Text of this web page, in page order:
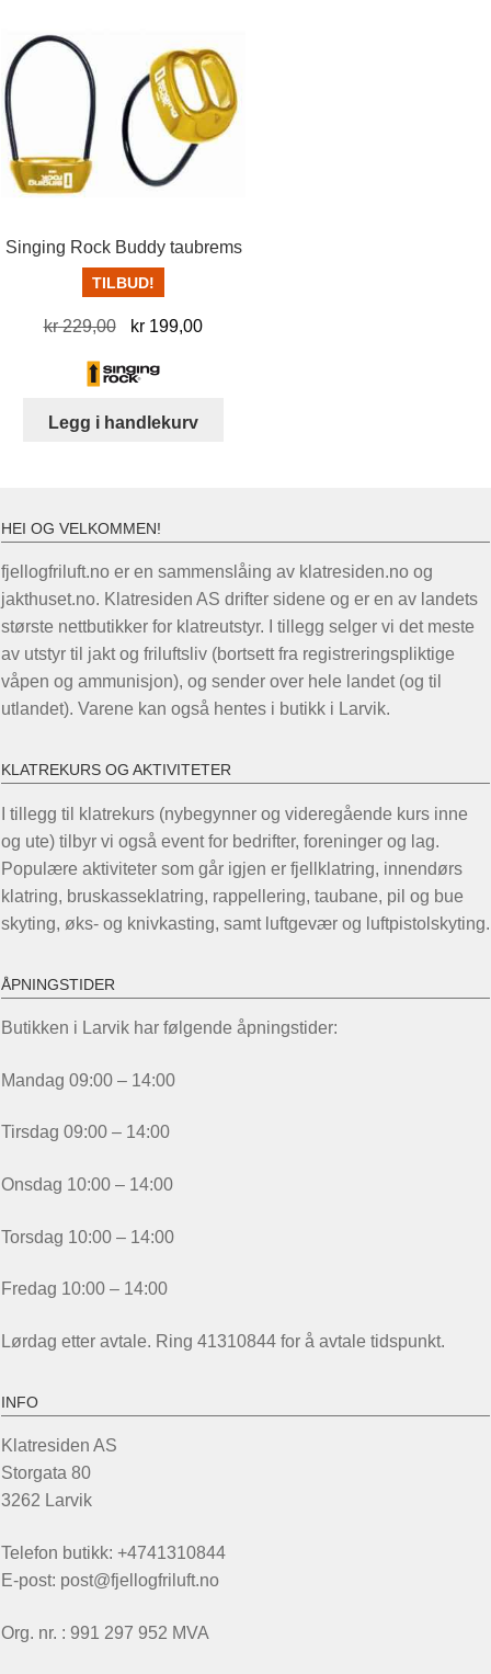
Alternativene
kan
velges
på
Singing Rock Buddy taubrems
TILBUD!
kr229,00
Opprinnelig
var:
kr 199,00Nåværende
Legg i handlekurv
HEI OG VELKOMMEN!
fjellogfriluft.no er en sammenslåing av klatresiden.no og
jakthuset.no. Klatresiden AS drifter sidene og er en av landets
største nettbutikker for klatreutstyr. I tillegg selger vi det meste
av utstyr til jakt og friluftsliv (bortsett fra registreringspliktige
våpen og ammunisjon), og sender over hele landet (og til
utlandet). Varene kan også hentes i butikk i Larvik.
KLATREKURS OG AKTIVITETER
I tillegg til klatrekurs (nybegynner og videregående kurs inne
og ute) tilbyr vi også event for bedrifter, foreninger og lag.
Populære aktiviteter som går igjen er fjellklatring, innendørs
klatring, bruskasseklatring, rappellering, taubane, pil og bue
skyting, øks- og knivkasting, samt luftgevær og luftpistolskyting.
ÅPNINGSTIDER
Butikken i Larvik har følgende åpningstider:
Mandag 09:00 – 14:00
Tirsdag 09:00 – 14:00
Onsdag 10:00 – 14:00
Torsdag 10:00 – 14:00
Fredag 10:00 – 14:00
Lørdag etter avtale. Ring 41310844 for å avtale tidspunkt.
INFO
Klatresiden AS
Storgata 80
3262 Larvik
Telefon butikk: +4741310844
E-post: post@fjellogfriluft.no
Org. nr. : 991 297 952 MVA